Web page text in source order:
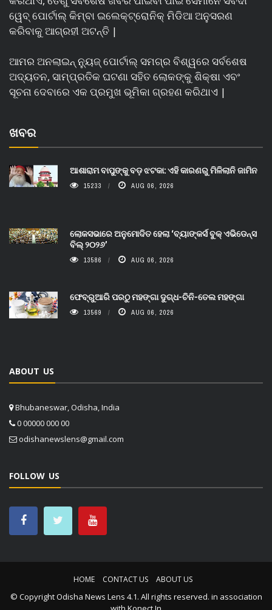
ୱେବ୍ ପୋର୍ଟାଲ୍ କିମ୍ବା ଇଲେକ୍ଟ୍ରୋନିକ୍ ମିଡିଆ ଅନୁସରଣ
କରିବାକୁ ଆଗ୍ରହୀ ଅଟନ୍ତି |
ଆମର ଅନଲାଇନ୍ ନ୍ୟୁଜ୍ ପୋର୍ଟାଲ୍ ସମଗ୍ର ବିଶ୍ୱରେ ସର୍ବଶେଷ
ଅଦ୍ୟତନ, ସାମ୍ପ୍ରତିକ ଘଟଣା ସହିତ ଲୋକଙ୍କୁ ଶିକ୍ଷା ଏବଂ
ସୂଚନା ଦେବାରେ ଏକ ପ୍ରମୁଖ ଭୂମିକା ଗ୍ରହଣ କରିଥାଏ |
ଖବର
ଆଶାରାମ ବାପୁଙ୍କୁ ବଡ଼ ଝଟକା: ଏହି କାରଣରୁ ମିଳିଲାନି ଜାମିନ
15233 AUG 06, 2026
ଲୋକସଭାରେ ଅନୁମୋଦିତ ହେଲା ‘ବ୍ୟାଙ୍କର୍ସ ବୁକ୍ ଏଭିଡେନ୍ସ
ବିଲ୍ ୨୦୨୬’
13586 AUG 06, 2026
ଫେବ୍ରୁଆରି ପରଠୁ ମହଙ୍ଗା ଦୁଗ୍ଧ-ଚିନି-ତେଲ ମହଙ୍ଗା
13569 AUG 06, 2026
ABOUT US
Bhubaneswar, Odisha, India
0 00000 000 00
odishanewslens@gmail.com
FOLLOW US
HOME CONTACT US ABOUT US
© CopyrightOdisha News Lens 4.1. All rights reserved. in association